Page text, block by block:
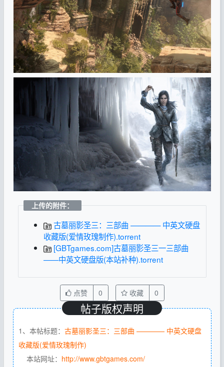
上传的附件：
古墓丽影圣三：三部曲 ———— 中英文硬盘
收藏版(爱情玫瑰制作).torrent
[GBTgames.com]古墓丽影圣三一三部曲
——中英文硬盘版(本站补种).torrent
点赞 0 收藏 0
帖子版权声明
1、本帖标题： 古墓丽影圣三：三部曲 ———— 中英文硬盘
收藏版(爱情玫瑰制作)
本站网址： http://www.gbtgames.com/